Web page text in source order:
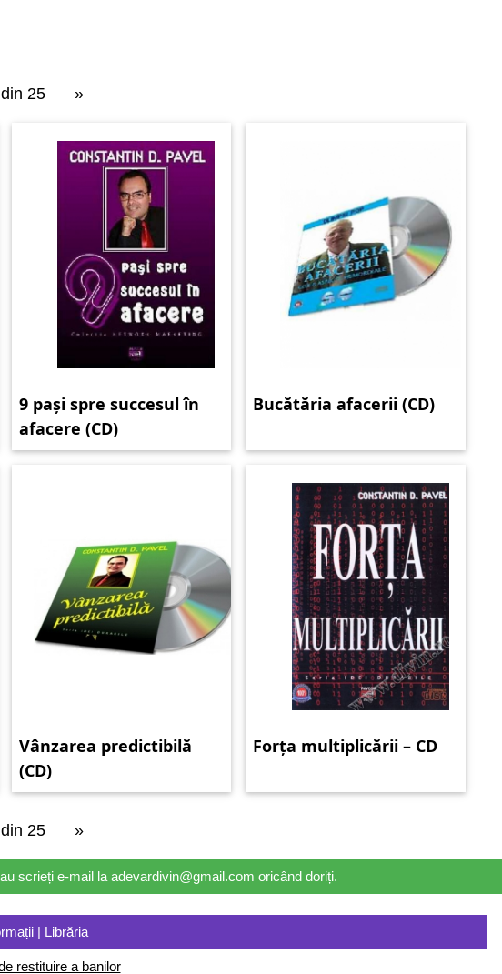
25 »
9 pași spre succesul în
afacere (CD)
Bucătăria afacerii (CD)
Vânzarea predictibilă
(CD)
Forța multiplicării – CD
25 »
scrieți e-mail la adevardivin@gmail.com oricând doriți.
| Librăria
restituire a banilor